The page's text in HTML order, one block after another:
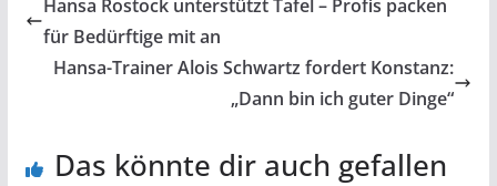
Hansa Rostock unterstützt Tafel – Profis packen
für Bedürftige mit an
Hansa-Trainer Alois Schwartz fordert Konstanz:
„Dann bin ich guter Dinge“
Das könnte dir auch gefallen